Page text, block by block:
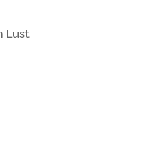
Lust